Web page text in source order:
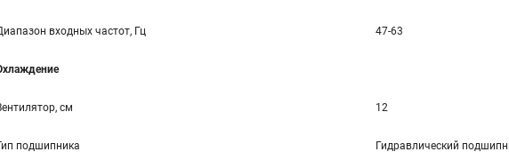
входных частот, Гц 47-63
см 12
подшипника Гидравлический